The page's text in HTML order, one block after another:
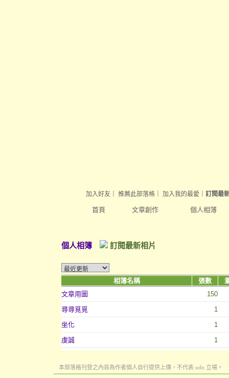
首頁 文章創作 個人相簿
加入好友 推薦此部落格 加入我的最愛 訂閱最
個人相簿 訂閱最新相片
相簿名稱 張數
文章用圖
150
尋尋覓覓
1
坐化
1
虔誠
1
本部落格刊登之內容為作者個人自行提供上傳，不代表 udn 立場。